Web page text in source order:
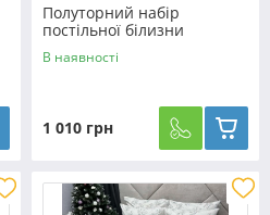
Полуторний набір
постільної білизни
150*220 із Бязі "Gold"
№515447А Черешенька™
В наявності
1 010 грн